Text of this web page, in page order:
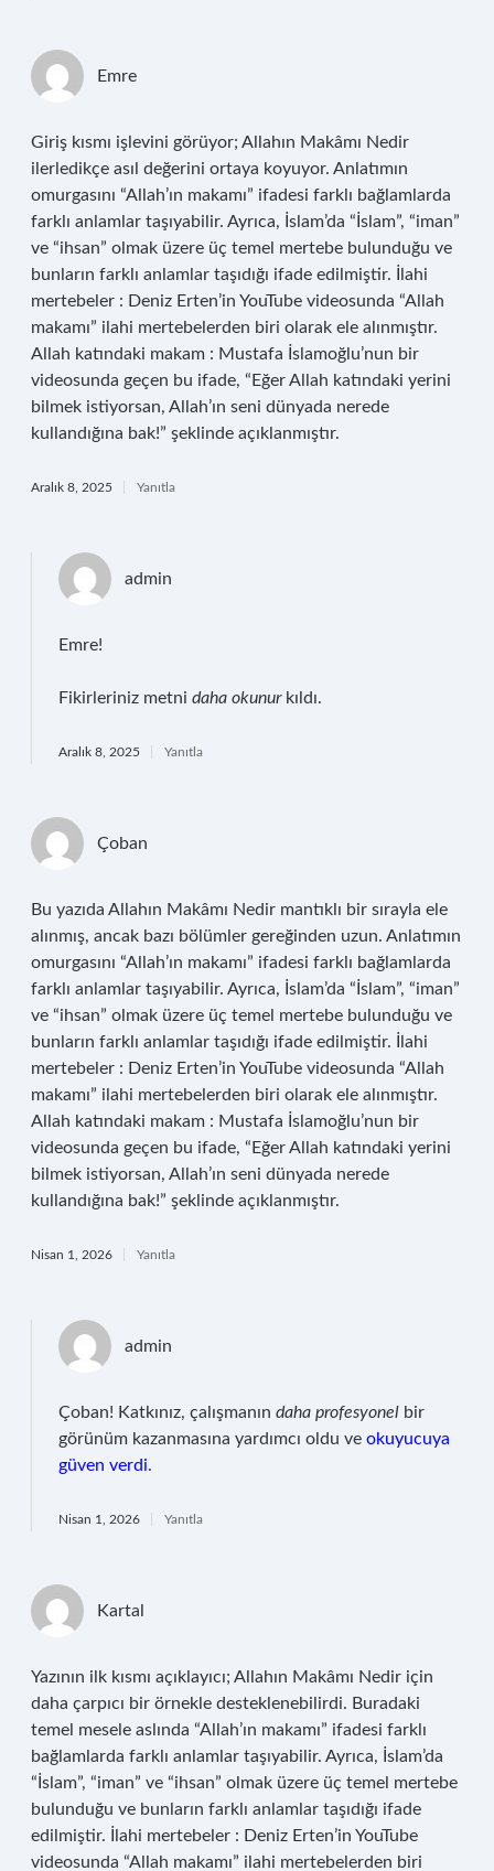
Emre
Giriş kısmı işlevini görüyor; Allahın Makâmı Nedir
ilerledikçe asıl değerini ortaya koyuyor. Anlatımın
omurgasını “Allah’ın makamı” ifadesi farklı bağlamlarda
farklı anlamlar taşıyabilir. Ayrıca, İslam’da “İslam”, “iman”
ve “ihsan” olmak üzere üç temel mertebe bulunduğu ve
bunların farklı anlamlar taşıdığı ifade edilmiştir. İlahi
mertebeler : Deniz Erten’in YouTube videosunda “Allah
makamı” ilahi mertebelerden biri olarak ele alınmıştır.
Allah katındaki makam : Mustafa İslamoğlu’nun bir
videosunda geçen bu ifade, “Eğer Allah katındaki yerini
bilmek istiyorsan, Allah’ın seni dünyada nerede
kullandığına bak!” şeklinde açıklanmıştır.
Aralık 8, 2025 Yanıtla
admin
Emre!
Fikirleriniz metni daha okunurkıldı.
Aralık 8, 2025 Yanıtla
Çoban
Bu yazıda Allahın Makâmı Nedir mantıklı bir sırayla ele
alınmış, ancak bazı bölümler gereğinden uzun. Anlatımın
omurgasını “Allah’ın makamı” ifadesi farklı bağlamlarda
farklı anlamlar taşıyabilir. Ayrıca, İslam’da “İslam”, “iman”
ve “ihsan” olmak üzere üç temel mertebe bulunduğu ve
bunların farklı anlamlar taşıdığı ifade edilmiştir. İlahi
mertebeler : Deniz Erten’in YouTube videosunda “Allah
makamı” ilahi mertebelerden biri olarak ele alınmıştır.
Allah katındaki makam : Mustafa İslamoğlu’nun bir
videosunda geçen bu ifade, “Eğer Allah katındaki yerini
bilmek istiyorsan, Allah’ın seni dünyada nerede
kullandığına bak!” şeklinde açıklanmıştır.
Nisan 1, 2026 Yanıtla
admin
Çoban! Katkınız, çalışmanın daha profesyonel bir
görünüm kazanmasına yardımcı oldu ve okuyucuya
güven verdi.
Nisan 1, 2026 Yanıtla
Kartal
Yazının ilk kısmı açıklayıcı; Allahın Makâmı Nedir için
daha çarpıcı bir örnekle desteklenebilirdi. Buradaki
temel mesele aslında “Allah’ın makamı” ifadesi farklı
bağlamlarda farklı anlamlar taşıyabilir. Ayrıca, İslam’da
“İslam”, “iman” ve “ihsan” olmak üzere üç temel mertebe
bulunduğu ve bunların farklı anlamlar taşıdığı ifade
edilmiştir. İlahi mertebeler : Deniz Erten’in YouTube
videosunda “Allah makamı” ilahi mertebelerden biri